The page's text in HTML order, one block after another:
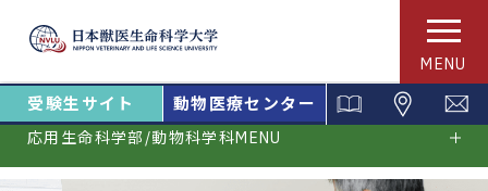
MENU
受験生サイト 動物医療センター
応用生命科学部/動物科学科MENU